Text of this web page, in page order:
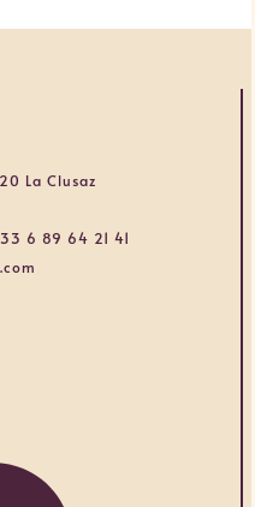
La Clusaz
6 89 64 21 41